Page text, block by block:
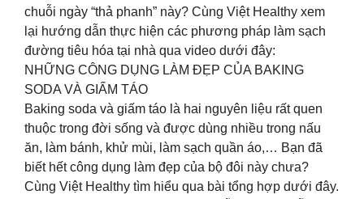
chuỗi ngày “thả phanh” này? Cùng Việt Healthy xem
lại hướng dẫn thực hiện các phương pháp làm sạch
đường tiêu hóa tại nhà qua video dưới đây:
NHỮNG CÔNG DỤNG LÀM ĐẸP CỦA BAKING
SODA VÀ GIẤM TÁO
Baking soda và giấm táo là hai nguyên liệu rất quen
thuộc trong đời sống và được dùng nhiều trong nấu
ăn, làm bánh, khử mùi, làm sạch quần áo,… Bạn đã
biết hết công dụng làm đẹp của bộ đôi này chưa?
Cùng Việt Healthy tìm hiểu qua bài tổng hợp dưới đây.